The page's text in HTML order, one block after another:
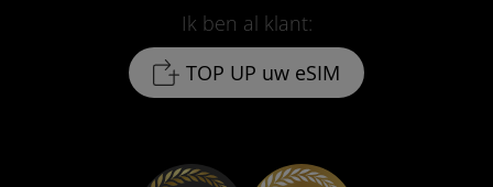
Ik ben al klant:
TOP UP uw eSIM